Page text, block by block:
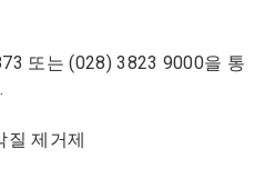
또는 (028) 3823 9000을 통
질 제거제